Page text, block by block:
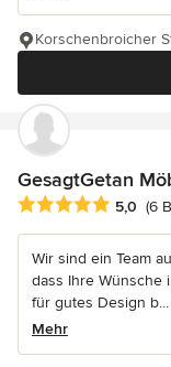
Korschenbroicher
GesagtGetan
Durchschnittliche
5,0 (6
Wir sind ein Team
dass Ihre Wünsche
für gutes Design b...
Mehr